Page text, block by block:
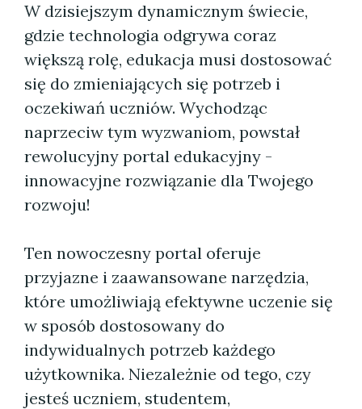
W dzisiejszym dynamicznym świecie,
gdzie technologia odgrywa coraz
większą rolę, edukacja musi dostosować
się do zmieniających się potrzeb i
oczekiwań uczniów. Wychodząc
naprzeciw tym wyzwaniom, powstał
rewolucyjny portal edukacyjny -
innowacyjne rozwiązanie dla Twojego
rozwoju!
Ten nowoczesny portal oferuje
przyjazne i zaawansowane narzędzia,
które umożliwiają efektywne uczenie się
w sposób dostosowany do
indywidualnych potrzeb każdego
użytkownika. Niezależnie od tego, czy
jesteś uczniem, studentem,